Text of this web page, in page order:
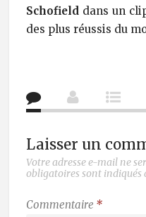
Schofield dans un
des plus réussis du
Laisser un
Votre adresse e-mail ne
obligatoires sont indiqués
Commentaire *